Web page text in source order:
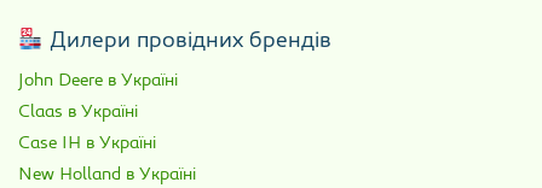
Дилери провідних брендів
John Deere в Україні
Claas в Україні
Case IH в Україні
New Holland в Україні